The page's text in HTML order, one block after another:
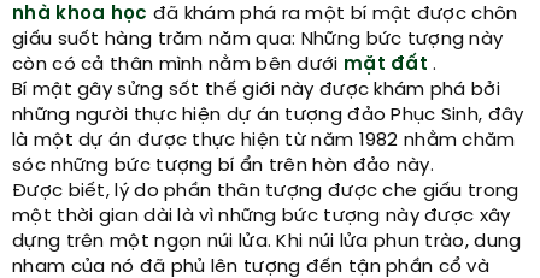
nhà khoa học đã khám phá ra một bí mật được chôn
giấu suốt hàng trăm năm qua: Những bức tượng này
còn có cả thân mình nằm bên dưới mặt đất .
Bí mật gây sửng sốt thế giới này được khám phá bởi
những người thực hiện dự án tượng đảo Phục Sinh, đây
là một dự án được thực hiện từ năm 1982 nhằm chăm
sóc những bức tượng bí ẩn trên hòn đảo này.
Được biết, lý do phần thân tượng được che giấu trong
một thời gian dài là vì những bức tượng này được xây
dựng trên một ngọn núi lửa. Khi núi lửa phun trào, dung
nham của nó đã phủ lên tượng đến tận phần cổ và